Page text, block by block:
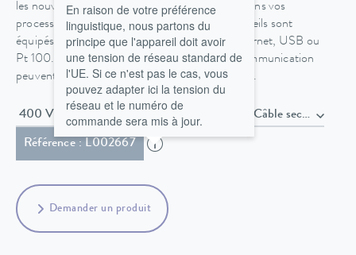
les nouveaux thermostats de process Integral dans vos
process avec une flexibilité maximale. Les appareils sont
équipés en standard d'interfaces telles que Ethernet, USB ou
Pt 100. D'autres interfaces et protocoles de communication
peuvent facilement être ajoutés via des modules.
400 V; 3/PE; 50 Hz & 460 V; 3/
Référence : L002667
En raison de votre préférence
linguistique, nous partons du
principe que l'appareil doit avoir
une tension de réseau standard de
l'UE. Si ce n'est pas le cas, vous
pouvez adapter ici la tension du
réseau et le numéro de
commande sera mis à jour.
Demander un produit